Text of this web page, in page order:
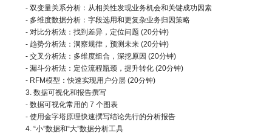
- 双变量关系分析：从相关性发现业务机会和关键成功因素
- 多维度数据分析：字段选用和更复杂业务归因策略
- 对比分析法：找到差异，定位问题 (20分钟)
- 趋势分析法：洞察规律，预测未来 (20分钟)
- 交叉分析法：多维度组合，深挖原因 (20分钟)
- 漏斗分析法：定位流程瓶颈，提升转化 (20分钟)
- RFM模型：快速实现用户分层 (20分钟)
3. 数据可视化和报告撰写
- 数据可视化常用的 7 个图表
- 使用金字塔原理快速撰写结论先行的分析报告
4. “小”数据和“大”数据分析工具